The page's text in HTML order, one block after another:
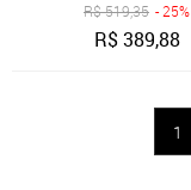
R$519,35 - 25%
R$389,88
1